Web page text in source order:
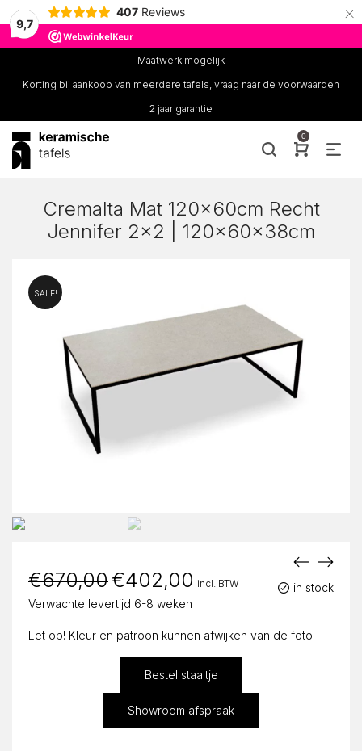
9,7
407 Reviews ×
Maatwerk mogelijk
Korting bij aankoop van meerdere tafels, vraag naar de voorwaarden
2 jaar garantie
0
Cremalta Mat 120x60cm Recht
Jennifer 2×2 | 120x60x38cm
SALE!
in stock
€670,00 Oorspronkelijke
prijs
was:
€670,00.
€402,00 prijs
incl. BTW
Verwachte levertijd 6-8 weken
Let op! Kleur en patroon kunnen afwijken van de foto.
Bestel staaltje
Showroom afspraak